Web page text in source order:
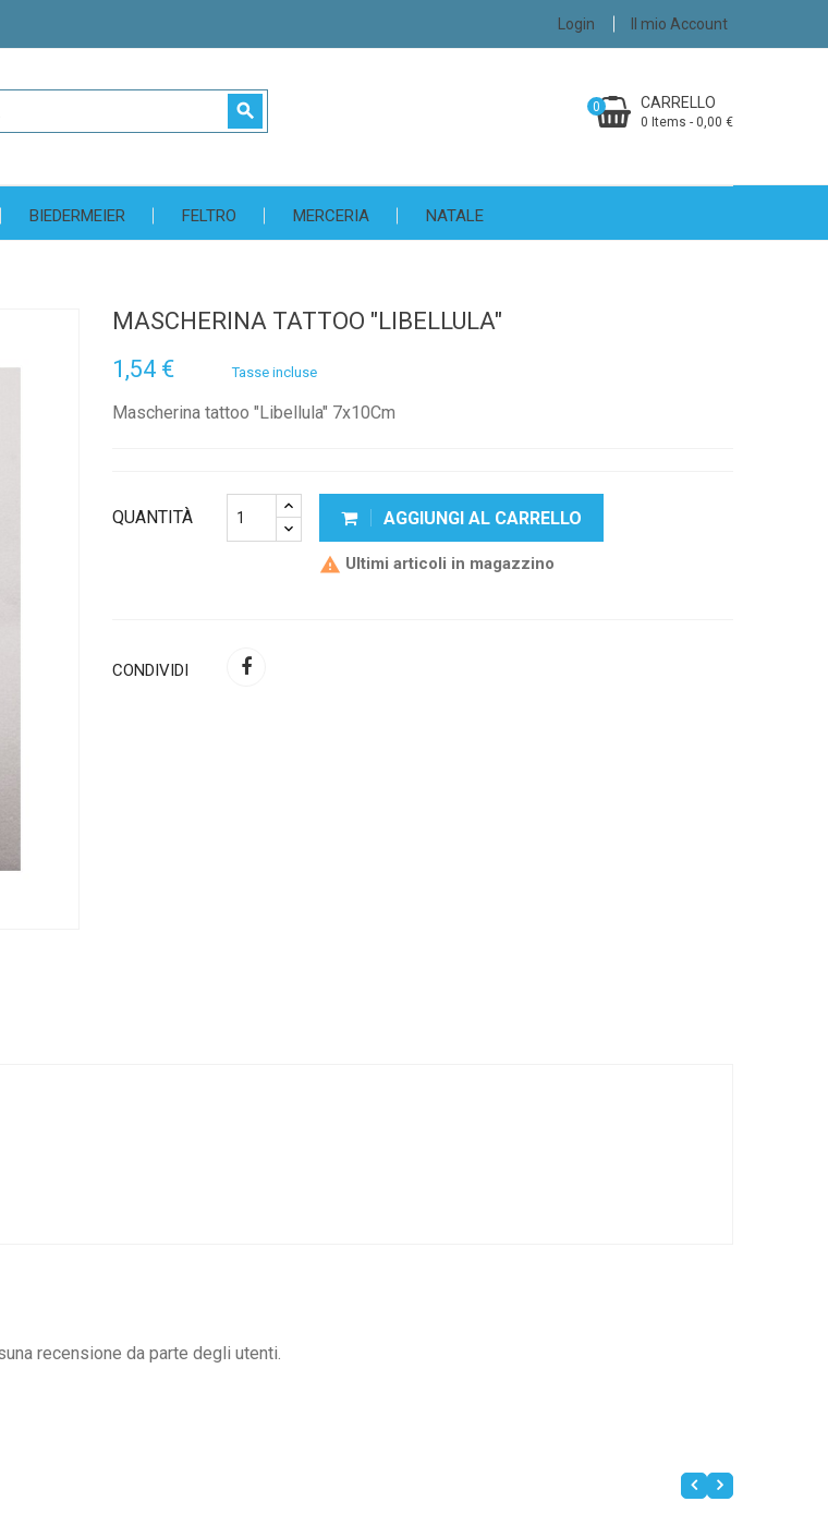
Login Il mio Account
search CARRELLO
0 Items - 0,00 €
0
BIEDERMEIER FELTRO MERCERIA NATALE
MASCHERINA TATTOO "LIBELLULA"
1,54 €
Tasse incluse
Mascherina tattoo "Libellula" 7x10Cm
QUANTITÀ AGGIUNGI AL CARRELLO
 Ultimi articoli in magazzino
CONDIVIDI
recensione da parte degli utenti.